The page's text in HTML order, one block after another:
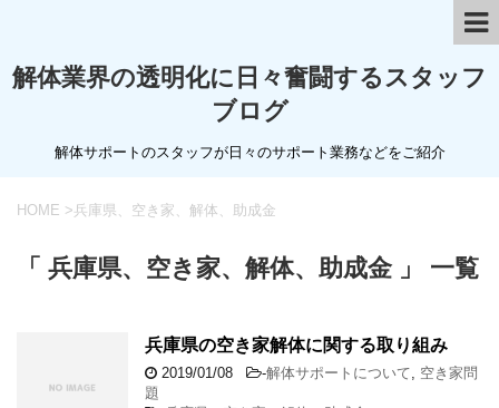
解体業界の透明化に日々奮闘するスタッフ
ブログ
解体サポートのスタッフが日々のサポート業務などをご紹介
HOME >兵庫県、空き家、解体、助成金
「 兵庫県、空き家、解体、助成金 」 一覧
兵庫県の空き家解体に関する取り組み
2019/01/08 -解体サポートについて
空き家問
題